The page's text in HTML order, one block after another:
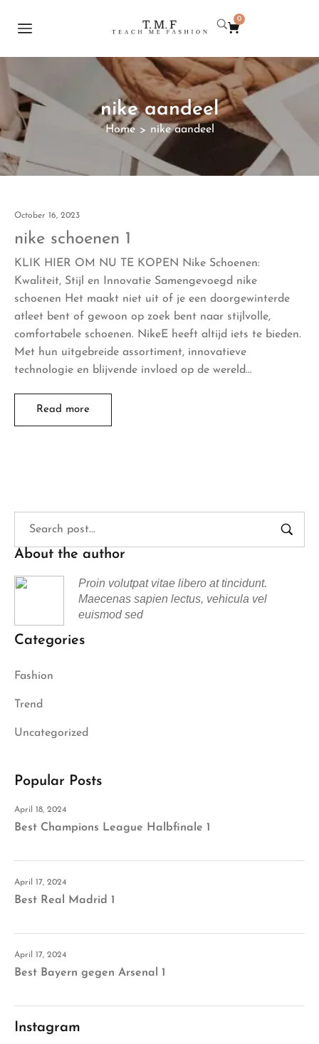
0
nike aandeel
Home > nike aandeel
October 16, 2023
nike schoenen 1
KLIK HIER OM NU TE KOPEN Nike Schoenen:
Kwaliteit, Stijl en Innovatie Samengevoegd nike
schoenen Het maakt niet uit of je een doorgewinterde
atleet bent of gewoon op zoek bent naar stijlvolle,
comfortabele schoenen. NikeE heeft altijd iets te bieden.
Met hun uitgebreide assortiment, innovatieve
technologie en blijvende invloed op de wereld…
Read more
About the author
Proin volutpat vitae libero at tincidunt.
Maecenas sapien lectus, vehicula vel
euismod sed
Categories
Fashion
Trend
Uncategorized
Popular Posts
April 18, 2024
Best Champions League Halbfinale 1
April 17, 2024
Best Real Madrid 1
April 17, 2024
Best Bayern gegen Arsenal 1
Instagram